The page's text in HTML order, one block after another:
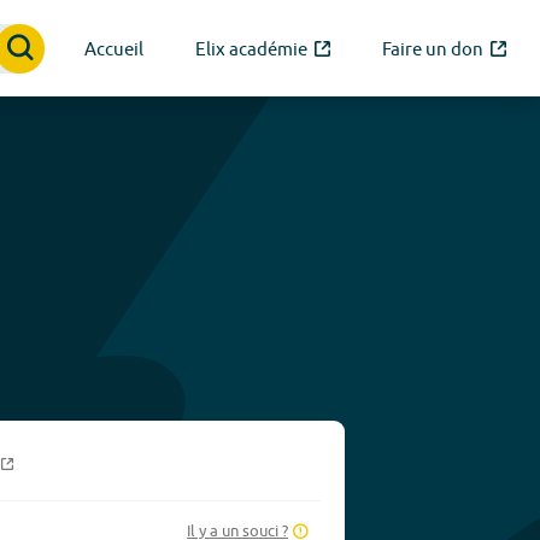
Accueil Elix académie Faire un don
Il y a un souci ?